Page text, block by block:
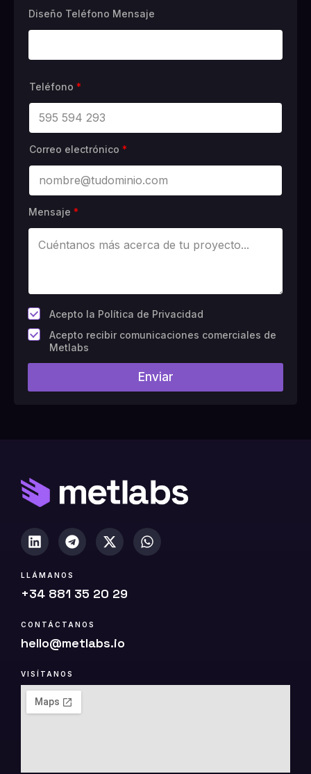
Diseño Teléfono Mensaje
Teléfono *
Correo electrónico *
Mensaje *
*
Acepto la Política de Privacidad
C
a
p
#
a
)
Acepto recibir comunicaciones comerciales de
Metlabs
Enviar
LLÁMANOS
+34 881 35 20 29
CONTÁCTANOS
hello@metlabs.io
VISÍTANOS